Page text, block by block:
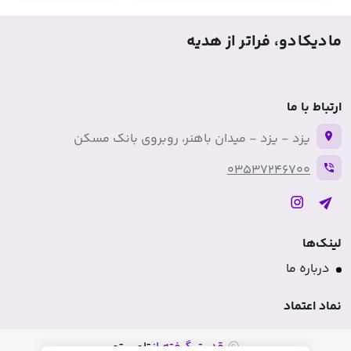
مادیکادو، فراتر از هدیه
نماد اعتماد
ارتباط با ما
یزد - یزد - میدان باهنر، روبروی بانک مسکن
03537246700
لینک‌ها
درباره ما